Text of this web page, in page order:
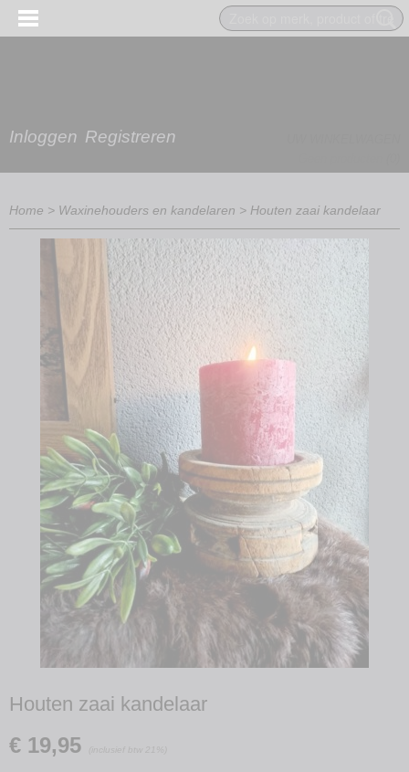
Inloggen Registreren
Home > Waxinehouders en kandelaren > Houten zaai kandelaar
Houten zaai kandelaar
€ 19,95 (inclusief btw 21%)